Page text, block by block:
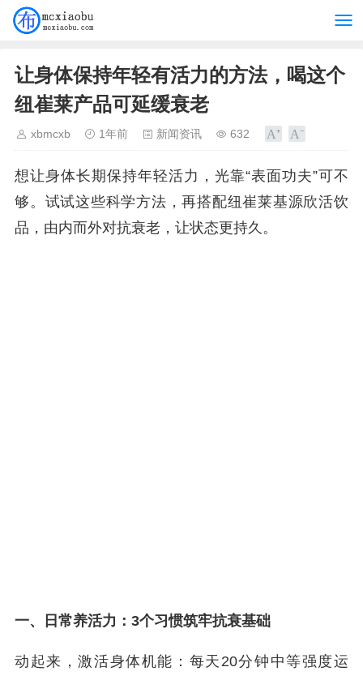
让身体保持年轻有活力的方法，喝这个
纽崔莱产品可延缓衰老
xbmcxb 1年前 新闻资讯 632
想让身体长期保持年轻活力，光靠“表面功夫”可不
够。试试这些科学方法，再搭配纽崔莱基源欣活饮
品，由内而外对抗衰老，让状态更持久。
一、日常养活力：3个习惯筑牢抗衰基础
动起来，激活身体机能：每天20分钟中等强度运